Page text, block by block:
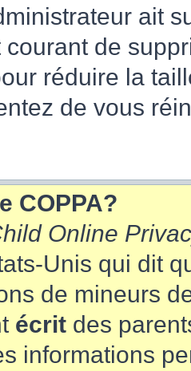
ait
courant de
réduire la
de vous
COPPA?
Online
Unis qui dit
de mineurs
écrit des
informations